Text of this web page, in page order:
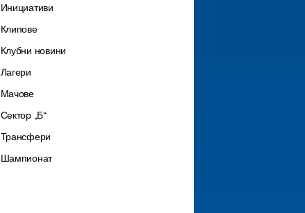
Инициативи
Клипове
Клубни новини
Лагери
Мачове
Сектор „Б“
Трансфери
Шампионат